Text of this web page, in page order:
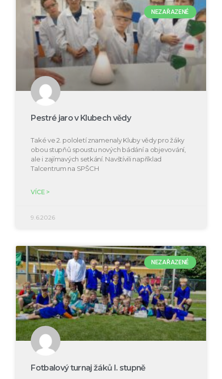
NEZAŘAZENÉ
Pestré jaro v Klubech vědy
Také ve 2. pololetí znamenaly Kluby vědy pro žáky
obou stupňů spoustu nových bádání a objevování,
ale i zajímavých setkání. Navštívili například
Talcentrum na SPŠCH
VÍCE >
9.6.2026
NEZAŘAZENÉ
Fotbalový turnaj žáků I. stupně